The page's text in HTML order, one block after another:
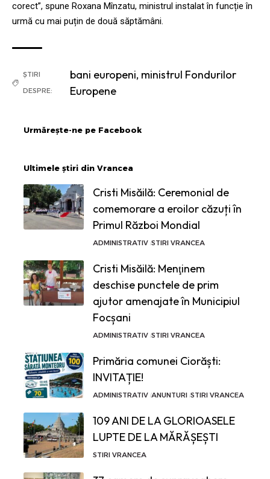
corect”, spune Roxana Mînzatu, ministrul instalat în funcție în
urmă cu mai puțin de două săptămâni.
ȘTIRI
DESPRE:
bani europeni, ministrul Fondurilor
Europene
Urmărește-ne pe Facebook
Ultimele știri din Vrancea
Cristi Misăilă: Ceremonial de
comemorare a eroilor căzuți în
Primul Război Mondial
ADMINISTRATIV STIRI VRANCEA
Cristi Misăilă: Menţinem
deschise punctele de prim
ajutor amenajate în Municipiul
Focșani
ADMINISTRATIV STIRI VRANCEA
Primăria comunei Ciorăști:
INVITAȚIE!
ADMINISTRATIV ANUNTURI STIRI VRANCEA
109 ANI DE LA GLORIOASELE
LUPTE DE LA MĂRĂȘEȘTI
STIRI VRANCEA